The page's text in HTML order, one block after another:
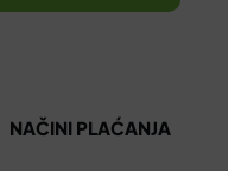
NAČINI PLAĆANJA